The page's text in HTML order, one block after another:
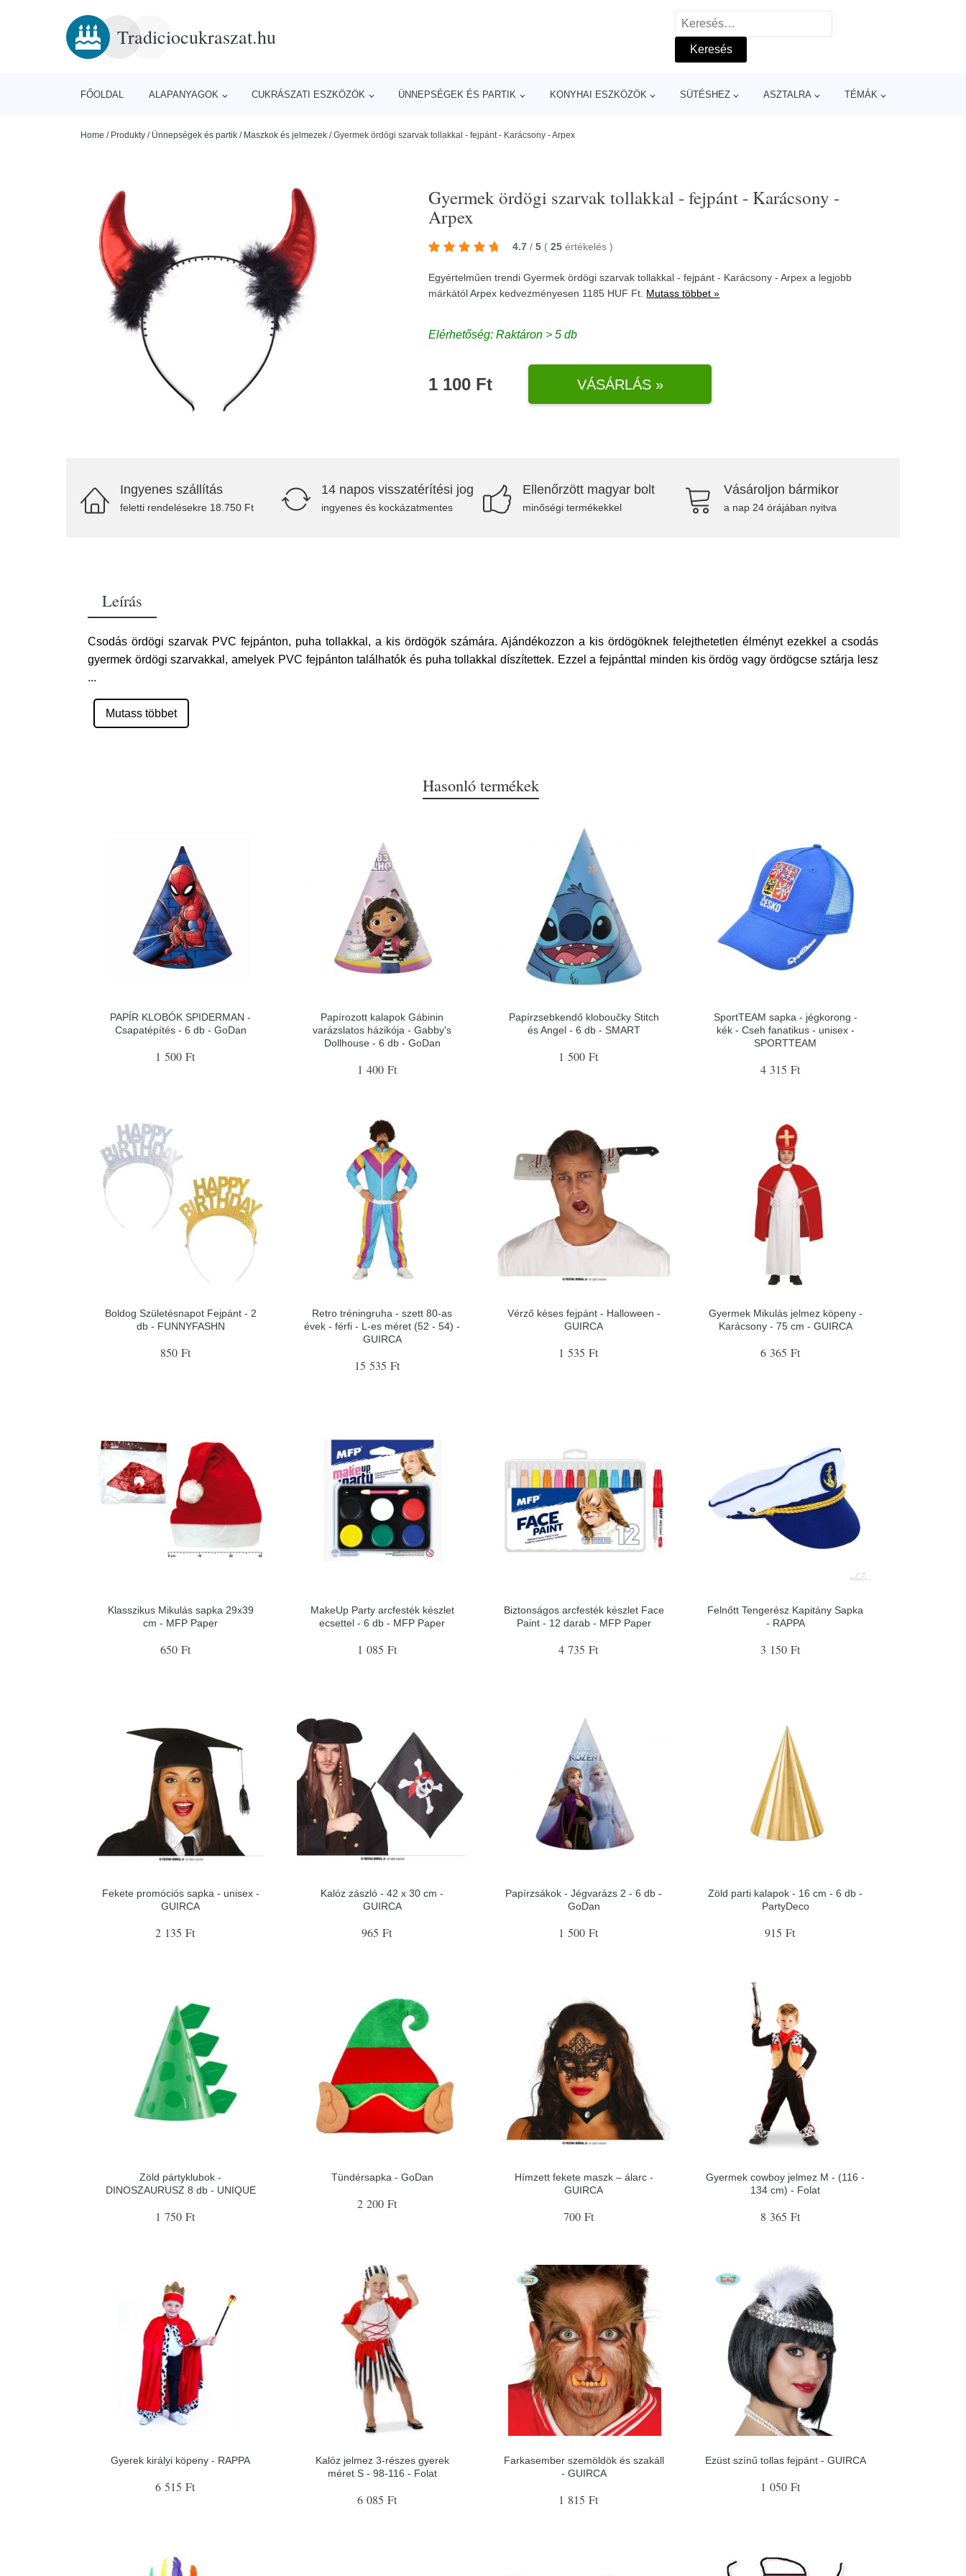
Tradiciocukraszat.hu
Keresés:
FŐOLDAL ALAPANYAGOK CUKRÁSZATI ESZKÖZÖK ÜNNEPSÉGEK ÉS PARTIK KONYHAI ESZKÖZÖK SÜTÉSHEZ ASZTALRA TÉMÁK
Home / Produkty / Ünnepségek és partik / Maszkok és jelmezek /Gyermek ördögi szarvak tollakkal - fejpánt - Karácsony - Arpex
Gyermek ördögi szarvak tollakkal - fejpánt - Karácsony -
Arpex
4.7 / 5 ( 25 értékelés)
Egyértelműen trendi Gyermek ördögi szarvak tollakkal - fejpánt - Karácsony - Arpex a legjobb
márkátólArpex kedvezményesen 1185 HUF Ft. Mutass többet »
Elérhetőség: Raktáron > 5 db
1 100 Ft VÁSÁRLÁS »
Ingyenes szállítás
feletti rendelésekre 18.750 Ft
14 napos visszatérítési jog
ingyenes és kockázatmentes
Ellenőrzött magyar bolt
minőségi termékekkel
Vásároljon bármikor
a nap 24 órájában nyitva
Leírás
Csodás ördögi szarvak PVC fejpánton, puha tollakkal, a kis ördögök számára. Ajándékozzon a kis ördögöknek felejthetetlen élményt ezekkel a csodás
gyermek ördögi szarvakkal, amelyek PVC fejpánton találhatók és puha tollakkal díszítettek. Ezzel a fejpánttal minden kis ördög vagy ördögcse sztárja lesz
...
Mutass többet
Hasonló termékek
PAPÍR KLOBÓK SPIDERMAN -
Csapatépítés - 6 db - GoDan
1 500 Ft
Papírozott kalapok Gábinin
varázslatos házikója - Gabby's
Dollhouse - 6 db - GoDan
1 400 Ft
Papírzsebkendő kloboučky Stitch
és Angel - 6 db - SMART
1 500 Ft
SportTEAM sapka - jégkorong -
kék - Cseh fanatikus - unisex -
SPORTTEAM
4 315 Ft
Boldog Születésnapot Fejpánt - 2
db - FUNNYFASHN
850 Ft
Retro tréningruha - szett 80-as
évek - férfi - L-es méret (52 - 54) -
GUIRCA
15 535 Ft
Vérző késes fejpánt - Halloween -
GUIRCA
1 535 Ft
Gyermek Mikulás jelmez köpeny -
Karácsony - 75 cm - GUIRCA
6 365 Ft
Klasszikus Mikulás sapka 29x39
cm - MFP Paper
650 Ft
MakeUp Party arcfesték készlet
ecsettel - 6 db - MFP Paper
1 085 Ft
Biztonságos arcfesték készlet Face
Paint - 12 darab - MFP Paper
4 735 Ft
Felnőtt Tengerész Kapitány Sapka
- RAPPA
3 150 Ft
Fekete promóciós sapka - unisex -
GUIRCA
2 135 Ft
Kalóz zászló - 42 x 30 cm -
GUIRCA
965 Ft
Papírzsákok - Jégvarázs 2 - 6 db -
GoDan
1 500 Ft
Zöld parti kalapok - 16 cm - 6 db -
PartyDeco
915 Ft
Zöld pártyklubok -
DINOSZAURUSZ 8 db - UNIQUE
1 750 Ft
Tündérsapka - GoDan
2 200 Ft
Hímzett fekete maszk – álarc -
GUIRCA
700 Ft
Gyermek cowboy jelmez M - (116 -
134 cm) - Folat
8 365 Ft
Gyerek királyi köpeny - RAPPA
6 515 Ft
Kalóz jelmez 3-részes gyerek
méret S - 98-116 - Folat
6 085 Ft
Farkasember szemöldök és szakáll
- GUIRCA
1 815 Ft
Ezüst színű tollas fejpánt - GUIRCA
1 050 Ft